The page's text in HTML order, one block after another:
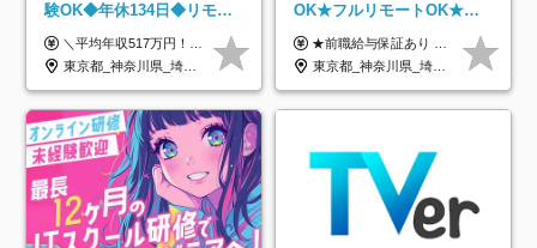
験OK◆年休134日◆リモー
トOK◆残業月7h以下◆賞与
年3回◆5年目まで必ず昇給
＼平均年収517万円！入社5年目まで毎年必ず昇給／ ■賞与年3回 ■年収800万円以上も可 ■入社3年以上の平均年収469.2万円 月給23万2000円以上＋賞与年3回＋各種手当 ☆入社5年目まで最大1万5000円の定期昇給を確約 ┃各種手当充実 ・規定の資格を取得すれば、2000円～5万円を毎月支給（2万4000円～60万円／年） ・研修中に取得した取得率95％の資格でも研修後の給料UP ※月給は年齢・経験・能力を考慮して、優遇いたします ※上記月給金額は固定残業代（20時間/3万1300円円以上）を含み、超過分は別途支給いたします ※試用期間（6ヶ月）は月給に変動はありますが、その他待遇に差異はありません ├入社後1ヶ月～3ヶ月間は、月給20万1900円となります └上記金額は固定残業代（10時間／1万6000円）を含み、超過分は別途支給いたします
東京都_神奈川県_埼玉県_千葉県_大阪府_愛知県_北海道_青森県_岩手県_宮城県_秋田県_山形県_福島県_茨城県_栃木県_群馬県_新潟県_山梨県_長野県_富山県_石川県_福井県_静岡県_岐阜県_三重県_兵庫県_京都府_滋賀県_奈良県_和歌山県_広島県_岡山県_鳥取県_島根県_山口県_徳島県_香川県_愛媛県_高知県_福岡県_熊本県_佐賀県_長崎県_大分県_宮崎県_鹿児島県_沖縄県
OK★フルリモートOK★月
給32万円～★残業月10h＆
年休120日以上★副業可
★前職給与保証あり ★月給32万円以上＋インセンティブあり 月給32万円以上＋インセンティブ＋各種手当 ※上記には固定残業代（月30時間・44,400円～）を含みます ※超過分は別途支給します ※試用期間はございません ★＼成果＝あなたの収入／★ 【1】案件単価ー8万円＝あなたの給与 参画したプロジェクトの案件単価から 一律8万円引いた金額があなたの給与です！ （月給例） ■1人称での構築・小規模な詳細設計 案件単価55万円ー8万円＝月給47万円（還元率85.5%） ■大型案件の設計・構築やプロジェクト管理 案件単価90万円ー8万円＝月給82万円（還元率91.1%） ‥‥‥‥‥‥‥‥‥‥‥‥‥‥‥‥‥‥ 【2】月給の他にも豊富なインセンティブあり 全員が月3～13万円のインセンティブをゲットしています！ ≪インセンティブ制度≫ 稼働している現場で増員・交代が発生し、 当社の人員を配属が決定した際に支給。 ◇C Addition正社員が参画 ：実粗利の10%／毎月 ◇協力会社所属の社員が参画：実粗利の30%／毎月 ≪リファラル制度≫ あなたの知り合いが当社のメンバーになった際に、 毎月1人あたり2万円支給します◎ ‥‥‥‥‥‥‥‥‥‥‥‥‥‥‥‥‥‥
東京都_神奈川県_埼玉県_千葉県_大阪府_愛知県_北海道_青森県_岩手県_宮城県_秋田県_山形県_福島県_茨城県_栃木県_群馬県_新潟県_山梨県_長野県_富山県_石川県_福井県_静岡県_岐阜県_三重県_兵庫県_京都府_滋賀県_奈良県_和歌山県_広島県_岡山県_鳥取県_島根県_山口県_徳島県_香川県_愛媛県_高知県_福岡県_熊本県_佐賀県_長崎県_大分県_宮崎県_鹿児島県_沖縄県